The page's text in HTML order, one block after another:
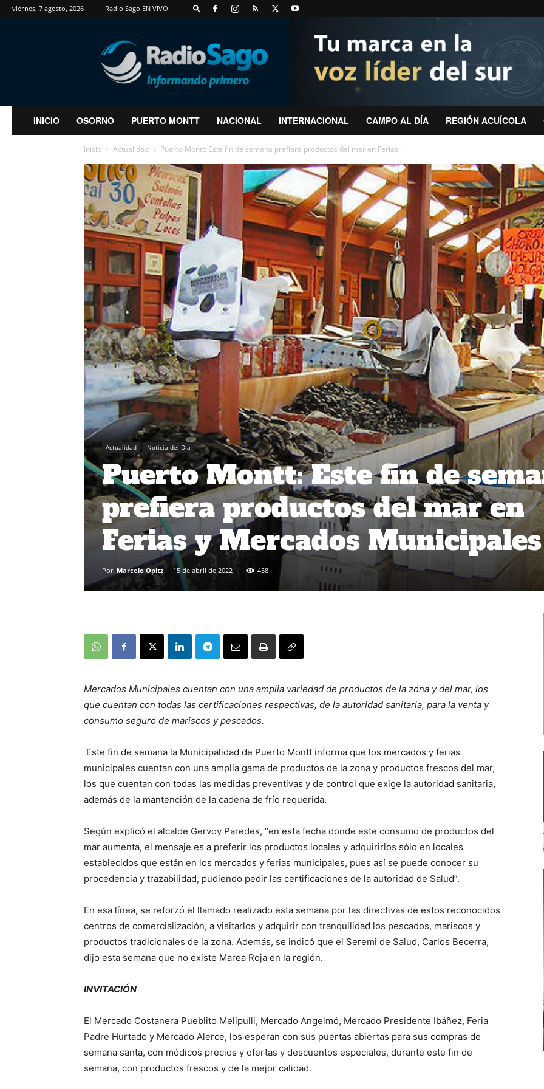
viernes, 7 agosto, 2026 Radio Sago EN VIVO
RadioSago
INICIO OSORNO PUERTO MONTT NACIONAL INTERNACIONAL CAMPO AL DÍA REGIÓN ACUÍCOLA
Inicio Actualidad Puerto Montt: Este fin de semana prefiera productos del mar en Ferias...
Actualidad Noticia del Día
Puerto Montt: Este fin de
prefiera productos del mar en
Ferias y Mercados Municipales
Por Marcelo Opitz - 15 de abril de 2022 458
Mercados Municipales cuentan con una amplia variedad de productos de la zona y del mar, los
que cuentan con todas las certificaciones respectivas, de la autoridad sanitaria, para la venta y
consumo seguro de mariscos y pescados.
Este fin de semana la Municipalidad de Puerto Montt informa que los mercados y ferias
municipales cuentan con una amplia gama de productos de la zona y productos frescos del mar,
los que cuentan con todas las medidas preventivas y de control que exige la autoridad sanitaria,
además de la mantención de la cadena de frío requerida.
Según explicó el alcalde Gervoy Paredes, “en esta fecha donde este consumo de productos del
mar aumenta, el mensaje es a preferir los productos locales y adquirirlos sólo en locales
establecidos que están en los mercados y ferias municipales, pues así se puede conocer su
procedencia y trazabilidad, pudiendo pedir las certificaciones de la autoridad de Salud”.
En esa línea, se reforzó el llamado realizado esta semana por las directivas de estos reconocidos
centros de comercialización, a visitarlos y adquirir con tranquilidad los pescados, mariscos y
productos tradicionales de la zona. Además, se indicó que el Seremi de Salud, Carlos Becerra,
dijo esta semana que no existe Marea Roja en la región.
INVITACIÓN
El Mercado Costanera Pueblito Melipulli, Mercado Angelmó, Mercado Presidente Ibáñez, Feria
Padre Hurtado y Mercado Alerce, los esperan con sus puertas abiertas para sus compras de
semana santa, con módicos precios y ofertas y descuentos especiales, durante este fin de
semana, con productos frescos y de la mejor calidad.